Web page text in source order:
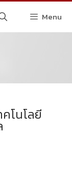
Menu
คโนโลยี